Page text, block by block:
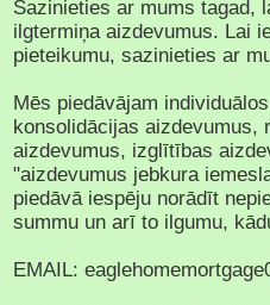
Sazinieties ar mums tagad,
ilgtermiņa aizdevumus. Lai
pieteikumu, sazinieties ar
Mēs piedāvājam
konsolidācijas aizdevumus,
aizdevumus, izglītības
"aizdevumus jebkura
piedāvā iespēju norādīt
summu un arī to ilgumu,
EMAIL: